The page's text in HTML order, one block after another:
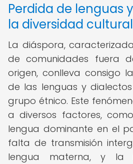
Perdida de lenguas
la diversidad cultural
La diáspora,
de comunidades fuera
origen, conlleva consigo
de las lenguas y
grupo étnico. Este
a diversos factores,
lengua dominante en el
falta de transmisión
lengua materna, y la